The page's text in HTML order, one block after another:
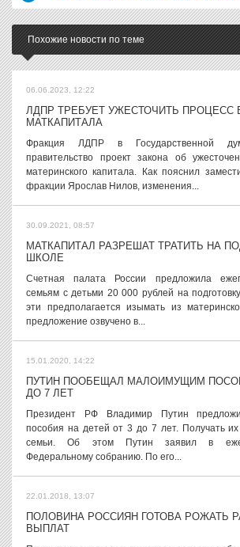
Похожие новости по теме
06.06.2023, 12:22
ЛДПР ТРЕБУЕТ УЖЕСТОЧИТЬ ПРОЦЕСС
МАТКАПИТАЛА
Фракция ЛДПР в Государственной
правительство проект закона об
материнского капитала. Как пояснил
фракции Ярослав Нилов, изменения...
30.09.2021, 08:57
МАТКАПИТАЛ РАЗРЕШАТ ТРАТИТЬ НА
ШКОЛЕ
Счетная палата России предложила
семьям с детьми 20 000 рублей на
эти предполагается изымать из
предложение озвучено в...
15.01.2020, 14:22
ПУТИН ПООБЕЩАЛ МАЛОИМУЩИМ
ДО 7 ЛЕТ
Президент РФ Владимир Путин
пособия на детей от 3 до 7 лет. Получать
семьи. Об этом Путин заявил в
Федеральному собранию. По его...
22.01.2018, 13:07
ПОЛОВИНА РОССИЯН ГОТОВА РОЖАТЬ
ВЫПЛАТ